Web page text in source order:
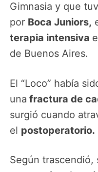
Gimnasia y que
por Boca Juniors,
terapia intensiva
de Buenos Aires.
El “Loco” había
una fractura de
surgió cuando
el postoperatorio.
Según trascendió,